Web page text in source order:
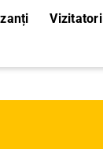
Vizitatori